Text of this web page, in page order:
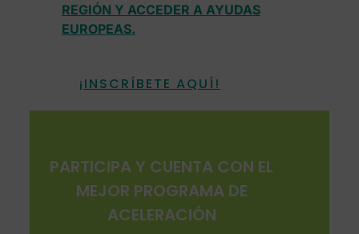
REGIÓN Y ACCEDER A AYUDAS
EUROPEAS.
¡INSCRÍBETE AQUÍ!
PARTICIPA Y CUENTA CON EL
MEJOR PROGRAMA DE
ACELERACIÓN